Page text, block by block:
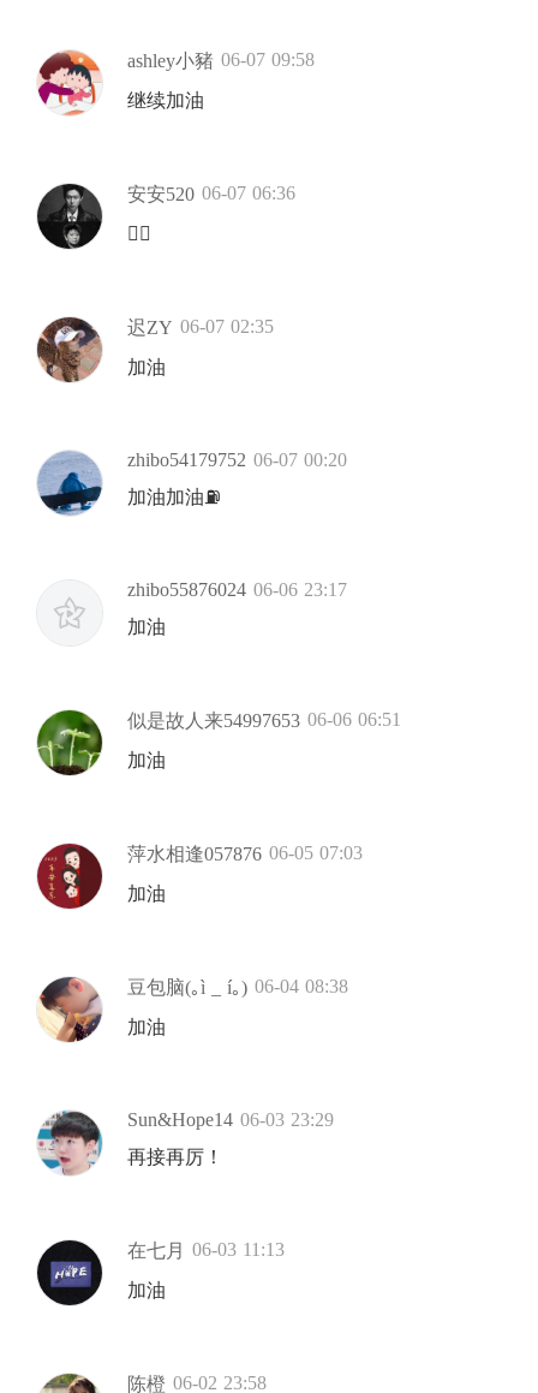
ashley小豬 06-07 09:58
继续加油
安安520 06-07 06:36
👍🏻
迟ZY 06-07 02:35
加油
zhibo54179752 06-07 00:20
加油加油⛽
zhibo55876024 06-06 23:17
加油
似是故人来54997653 06-06 06:51
加油
萍水相逢057876 06-05 07:03
加油
豆包脑(｡ì _ í｡) 06-04 08:38
加油
Sun&Hope14 06-03 23:29
再接再厉！
在七月 06-03 11:13
加油
陈橙 06-02 23:58